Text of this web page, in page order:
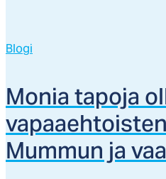
Blogi
Mo­nia ta­po­ja
Mum­mun ja